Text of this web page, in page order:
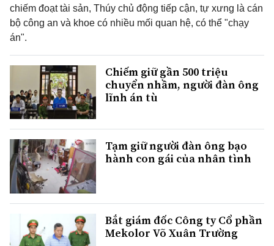
chiếm đoạt tài sản, Thúy chủ động tiếp cận, tự xưng là cán
bộ công an và khoe có nhiều mối quan hệ, có thể "chạy
án".
Chiếm giữ gần 500 triệu
chuyển nhầm, người đàn ông
lĩnh án tù
Tạm giữ người đàn ông bạo
hành con gái của nhân tình
Bắt giám đốc Công ty Cổ phần
Mekolor Võ Xuân Trường